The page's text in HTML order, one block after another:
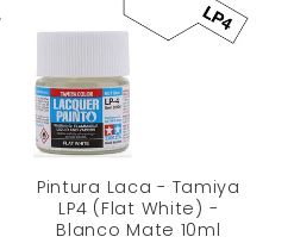
Pintura Laca - Tamiya
LP4 (Flat White) -
Blanco Mate 10ml